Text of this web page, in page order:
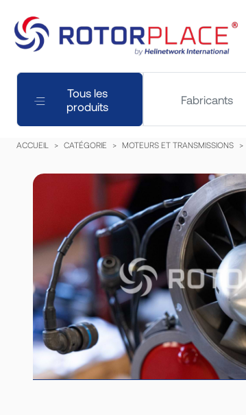
Tous les
produits
Fabricants
ACCUEIL CATÉGORIE MOTEURS ET TRANSMISSIONS